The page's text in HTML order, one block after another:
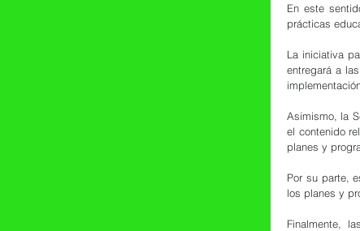
En este
prácticas
La iniciativa
entregará a
Asimismo, la
el contenido
planes y
Por su parte,
los planes y
Finalmente,